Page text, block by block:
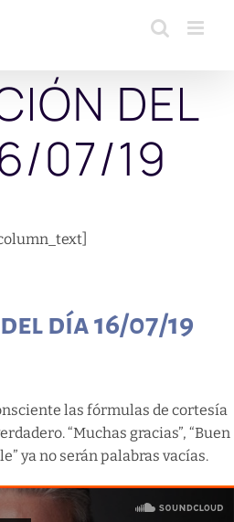
DEL
07/19
día 16/07/19
las fórmulas de cortesía
“Muchas gracias”, “Buen
ya no serán palabras vacías.